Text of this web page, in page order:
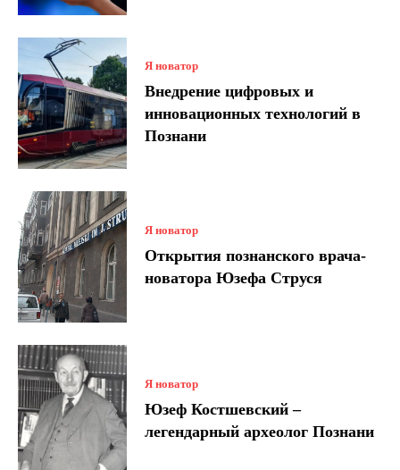
Я новатор
Внедрение цифровых и
инновационных технологий в
Познани
Я новатор
Открытия познанского врача-
новатора Юзефа Струся
Я новатор
Юзеф Костшевский –
легендарный археолог Познани